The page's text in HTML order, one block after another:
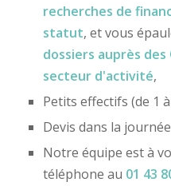
recherches de
statut, et vous
dossiers auprès des
secteur d'activité,
Petits effectifs (de 1
Devis dans la
Notre équipe est à
téléphone au 01 43